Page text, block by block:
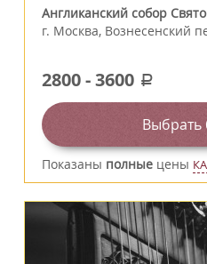
Англиканский собор
г. Москва, Вознесенский
2800-3600 a
Выбрать
Показаны полные цены